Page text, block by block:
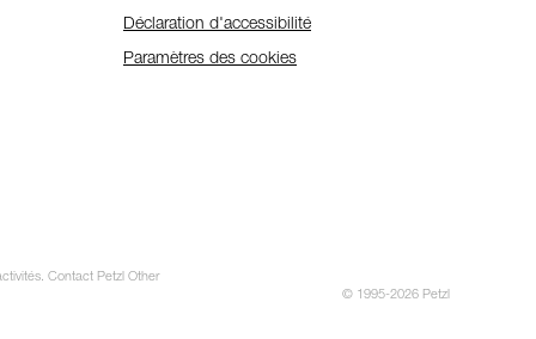
Déclaration d'accessibilité
Paramètres des cookies
Contact Petzl Other
© 1995-2026 Petzl